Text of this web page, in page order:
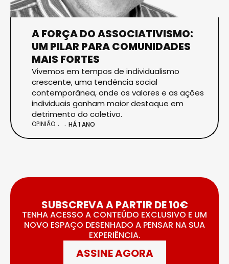
A FORÇA DO ASSOCIATIVISMO:
UM PILAR PARA COMUNIDADES
MAIS FORTES
Vivemos em tempos de individualismo
crescente, uma tendência social
contemporânea, onde os valores e as ações
individuais ganham maior destaque em
detrimento do coletivo.
OPINIÃO HÁ 1 ANO
SUBSCREVA A PARTIR DE 10€
TENHA ACESSO A CONTEÚDO EXCLUSIVO E UM
NOVO ESPAÇO DESENHADO A PENSAR NA SUA
EXPERIÊNCIA.
ASSINE AGORA